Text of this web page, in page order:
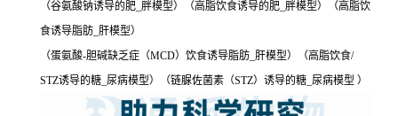
（谷氨酸钠诱导的肥_胖模型）（高脂饮食诱导的肥_胖模型）（高脂饮
食诱导脂肪_肝模型）
（蛋氨酸-胆碱缺乏症（MCD）饮食诱导脂肪_肝模型）（高脂饮食/
STZ诱导的糖_尿病模型）（链脲佐菌素（STZ）诱导的糖_尿病模型 ）